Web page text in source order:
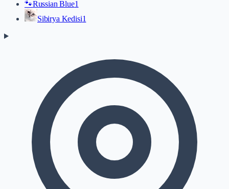
🐾Russian Blue1
Sibirya Kedisi1